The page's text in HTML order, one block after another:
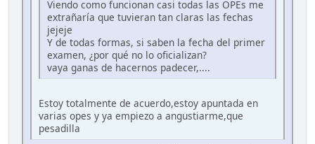
Viendo como funcionan casi todas las OPEs me
extrañaría que tuvieran tan claras las fechas
jejeje
Y de todas formas, si saben la fecha del primer
examen, ¿por qué no lo oficializan?
vaya ganas de hacernos padecer,....
Estoy totalmente de acuerdo,estoy apuntada en
varias opes y ya empiezo a angustiarme,que
pesadilla